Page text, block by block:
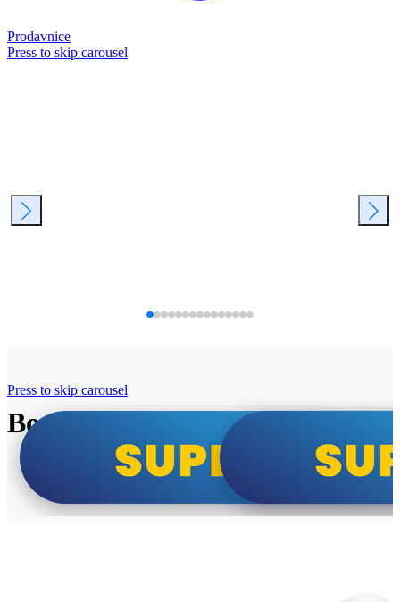
Prodavnice
Press to skip carousel
Bosch super cene
Press to skip carousel